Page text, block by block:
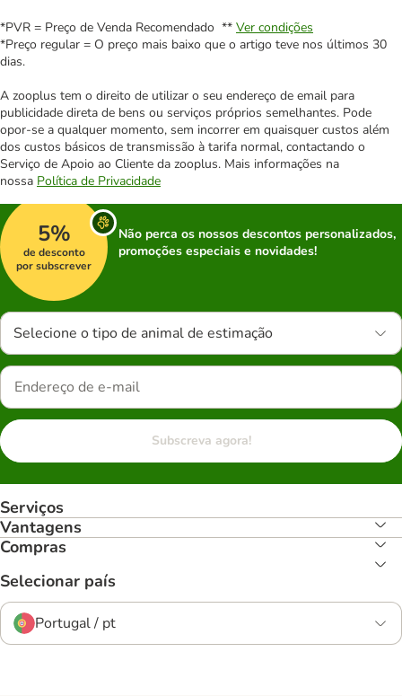
*PVR = Preço de Venda Recomendado ** Ver condições
*Preço regular = O preço mais baixo que o artigo teve nos últimos 30
dias.
A zooplus tem o direito de utilizar o seu endereço de email para
publicidade direta de bens ou serviços próprios semelhantes. Pode
opor-se a qualquer momento, sem incorrer em quaisquer custos além
dos custos básicos de transmissão à tarifa normal, contactando o
Serviço de Apoio ao Cliente da zooplus. Mais informações na
nossa Política de Privacidade
5%
de desconto
por subscrever
Não perca os nossos descontos personalizados,
promoções especiais e novidades!
Selecione o tipo de animal de estimação
Subscreva agora!
Serviços
Vantagens
Compras
Selecionar país
Portugal / pt